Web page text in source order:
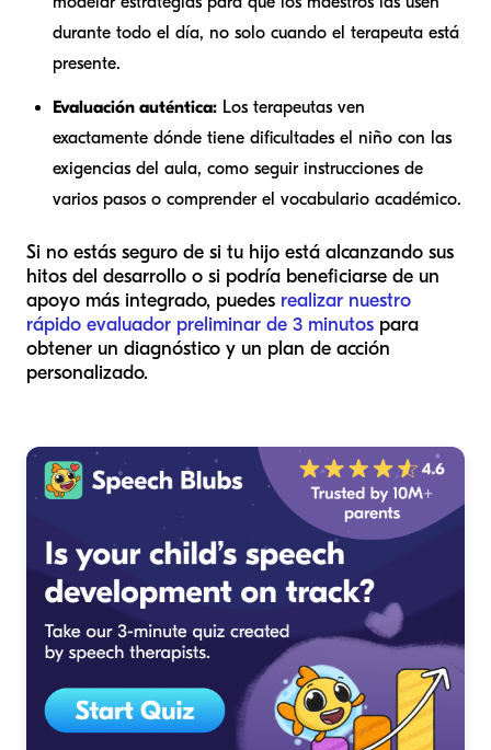
durante todo el día, no solo cuando el terapeuta está
presente.
Evaluación auténtica: Los terapeutas ven
exactamente dónde tiene dificultades el niño con las
exigencias del aula, como seguir instrucciones de
varios pasos o comprender el vocabulario académico.
Si no estás seguro de si tu hijo está alcanzando sus
hitos del desarrollo o si podría beneficiarse de un
apoyo más integrado, puedes realizar nuestro
rápido evaluador preliminar de 3 minutos para
obtener un diagnóstico y un plan de acción
personalizado.